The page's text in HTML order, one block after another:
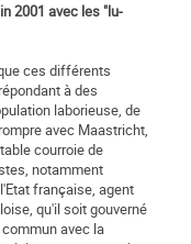
2001 avec les "lu-
ces différents
à des
laborieuse, de
avec Maastricht,
courroie de
notamment
française, agent
qu'il soit gouverné
avec la